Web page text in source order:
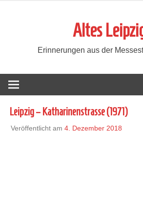
Altes
Erinnerungen aus der
Leipzig – Katharinenstrasse (1971)
Veröffentlicht am 4. Dezember 2018